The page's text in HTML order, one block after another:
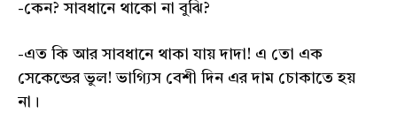
-কেন? সাবধানে থাকো না বুঝি?
-এত কি আর সাবধানে থাকা যায় দাদা! এ তো এক
সেকেন্ডের ভুল! ভাগ্যিস বেশী দিন এর দাম চোকাতে হয়
না।